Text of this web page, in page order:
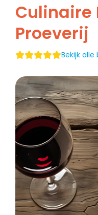
Culinaire
Proeverij
Bekijk